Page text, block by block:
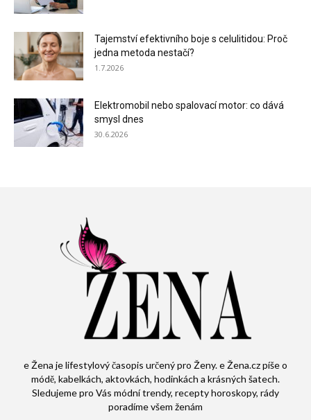
Tajemství efektivního boje s celulitidou: Proč
jedna metoda nestačí?
1.7.2026
Elektromobil nebo spalovací motor: co dává
smysl dnes
30.6.2026
e Žena je lifestylový časopis určený pro Ženy. e Žena.cz píše o
módě, kabelkách, aktovkách, hodinkách a krásných šatech.
Sledujeme pro Vás módní trendy, recepty horoskopy, rády
poradíme všem ženám